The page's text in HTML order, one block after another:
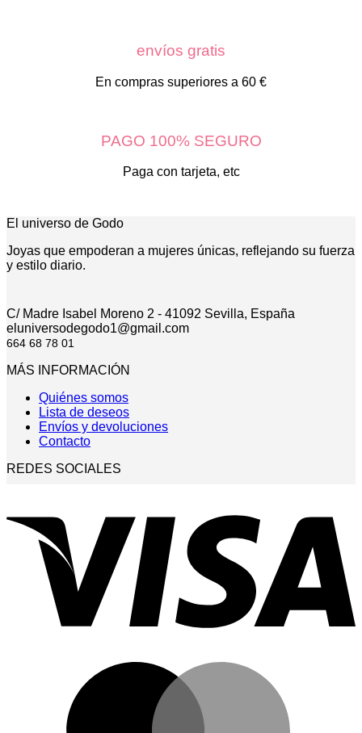
envíos gratis
En compras superiores a 60 €
PAGO 100% SEGURO
Paga con tarjeta, etc
El universo de Godo
Joyas que empoderan a mujeres únicas, reflejando su fuerza
y estilo diario.
C/ Madre Isabel Moreno 2 - 41092 Sevilla, España
eluniversodegodo1@gmail.com
664 68 78 01
MÁS INFORMACIÓN
Quiénes somos
Lista de deseos
Envíos y devoluciones
Contacto
REDES SOCIALES